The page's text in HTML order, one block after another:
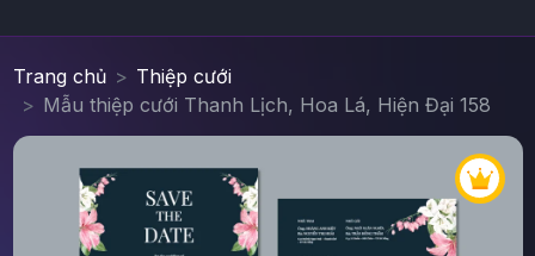
Trang chủ
Thiệp cưới
Mẫu thiệp cưới Thanh Lịch, Hoa Lá, Hiện Đại 158